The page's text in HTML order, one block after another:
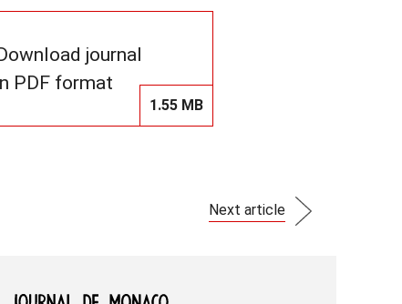
journal
PDF format
1.55 MB
Next article